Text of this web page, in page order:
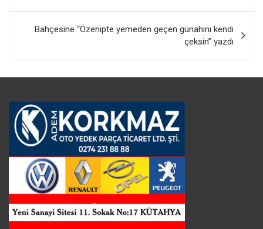
Bahçesine “Özenipte yemeden geçen günahını kendi
çeksin” yazdı